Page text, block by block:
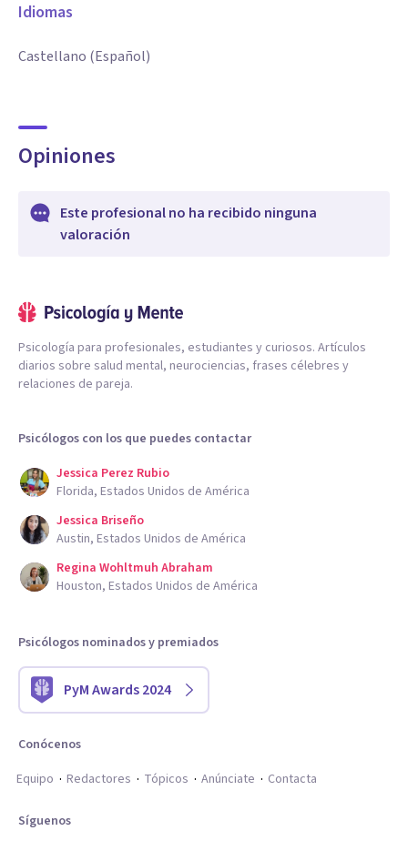
Idiomas
Castellano (Español)
Opiniones
Este profesional no ha recibido ninguna
valoración
Psicología para profesionales, estudiantes y curiosos. Artículos
diarios sobre salud mental, neurociencias, frases célebres y
relaciones de pareja.
Psicólogos con los que puedes contactar
Jessica Perez Rubio
Florida, Estados Unidos de América
Jessica Briseño
Austin, Estados Unidos de América
Regina Wohltmuh Abraham
Houston, Estados Unidos de América
Psicólogos nominados y premiados
PyM Awards 2024
Conócenos
Equipo
Redactores Tópicos Anúnciate Contacta
Síguenos